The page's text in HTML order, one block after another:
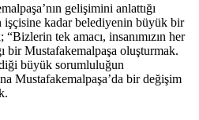
gelişimini anlattığı
işçisine kadar belediyenin büyük bir
tek amacı, insanımızın her
bir Mustafakemalpaşa oluşturmak.
büyük sorumluluğun
Mustafakemalpaşa’da bir değişim